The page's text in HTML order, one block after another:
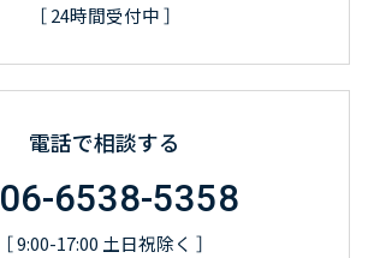
［ 24時間受付中 ］
電話で相談する
06-6538-5358
［ 9:00-17:00 土日祝除く ］